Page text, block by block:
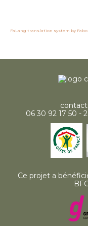
FaLang translation system by
06 30 92 17 50 -
Ce projet a